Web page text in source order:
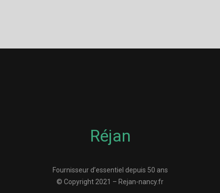
Réjan
Fournisseur d’essentiel depuis 50 ans
© Copyright 2021 – Rejan-nancy.fr